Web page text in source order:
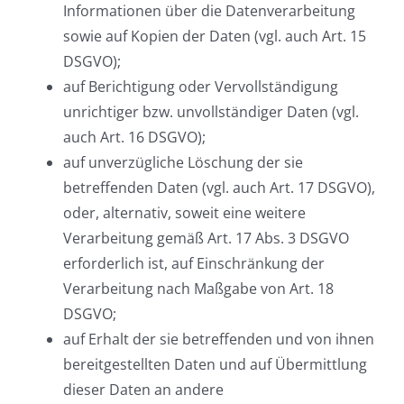
Informationen über die Datenverarbeitung
sowie auf Kopien der Daten (vgl. auch Art. 15
DSGVO);
auf Berichtigung oder Vervollständigung
unrichtiger bzw. unvollständiger Daten (vgl.
auch Art. 16 DSGVO);
auf unverzügliche Löschung der sie
betreffenden Daten (vgl. auch Art. 17 DSGVO),
oder, alternativ, soweit eine weitere
Verarbeitung gemäß Art. 17 Abs. 3 DSGVO
erforderlich ist, auf Einschränkung der
Verarbeitung nach Maßgabe von Art. 18
DSGVO;
auf Erhalt der sie betreffenden und von ihnen
bereitgestellten Daten und auf Übermittlung
dieser Daten an andere